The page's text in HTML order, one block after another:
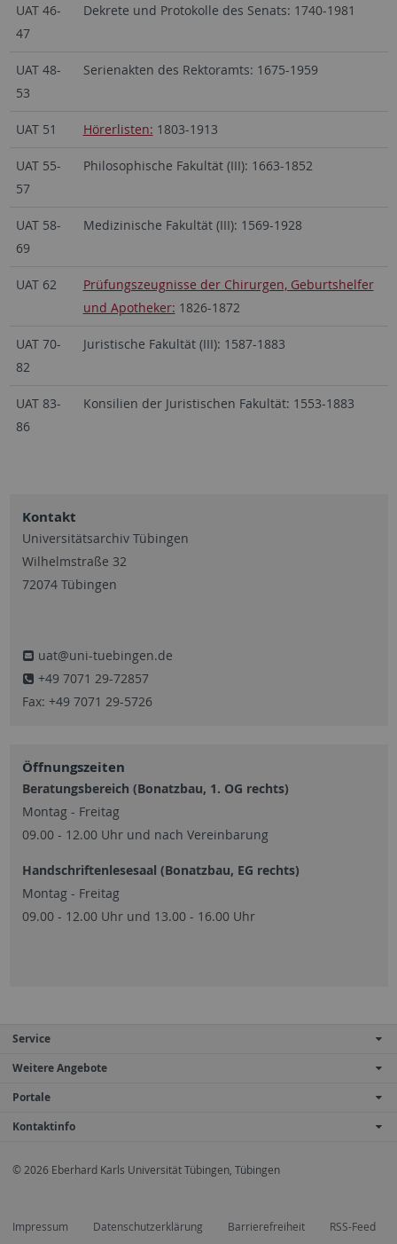
UAT 46-
47
Dekrete und Protokolle des Senats: 1740-1981
UAT 48-
53
Serienakten des Rektoramts: 1675-1959
UAT 51 Hörerlisten: 1803-1913
UAT 55-
57
Philosophische Fakultät (III): 1663-1852
UAT 58-
69
Medizinische Fakultät (III): 1569-1928
UAT 62
Prüfungszeugnisse der Chirurgen, Geburtshelfer
und Apotheker: 1826-1872
UAT 70-
82
Juristische Fakultät (III): 1587-1883
UAT 83-
86
Konsilien der Juristischen Fakultät: 1553-1883
Kontakt
Universitätsarchiv Tübingen
Wilhelmstraße 32
72074 Tübingen
uat@uni-tuebingen.de
+49 7071 29-72857
Fax: +49 7071 29-5726
Öffnungszeiten
Beratungsbereich (Bonatzbau, 1. OG rechts)
Montag - Freitag
09.00 - 12.00 Uhr und nach Vereinbarung
Handschriftenlesesaal (Bonatzbau, EG rechts)
Montag - Freitag
09.00 - 12.00 Uhr und 13.00 - 16.00 Uhr
Service
Weitere Angebote
Portale
Kontaktinfo
© 2026 Eberhard Karls Universität Tübingen, Tübingen
Impressum Datenschutzerklärung Barrierefreiheit RSS-Feed